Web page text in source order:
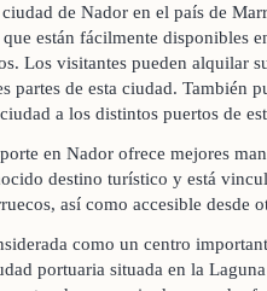
de Nador en el país de
están fácilmente disponibles
Los visitantes pueden alquilar
partes de esta ciudad. También
a los distintos puertos de
en Nador ofrece mejores
destino turístico y está
así como accesible desde
como un centro
portuaria situada en la